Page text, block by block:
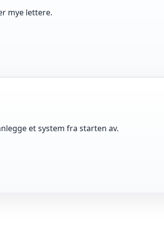
mye lettere.
et system fra starten av.